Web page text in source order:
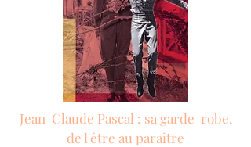
Jean-Claude Pascal : sa garde-robe,
de l'être au paraître